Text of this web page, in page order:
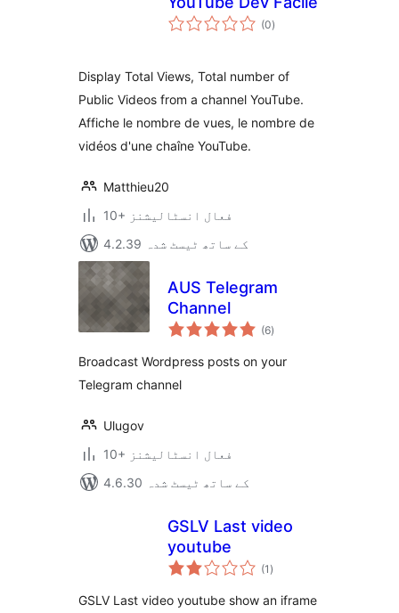
(0مجموعی
درجہ
)
Display Total Views, Total number of
Public Videos from a channel YouTube.
Affiche le nombre de vues, le nombre de
vidéos d'une chaîne YouTube.
Matthieu20
10+ فعال انسٹالیشنز
4.2.39 کے ساتھ ٹیسٹ شدہ
AUS Telegram
Channel
(6مجموعی
درجہ
)
Broadcast Wordpress posts on your
Telegram channel
Ulugov
10+ فعال انسٹالیشنز
4.6.30 کے ساتھ ٹیسٹ شدہ
GSLV Last video
youtube
(1 مجموعی
درجہ
)
GSLV Last video youtube show an iframe